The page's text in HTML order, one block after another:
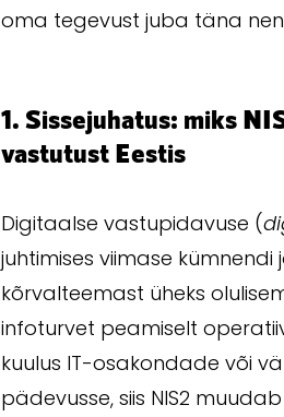
oma tegevust juba täna
1. Sissejuhatus: miks
vastutust Eestis
Digitaalse vastupidavuse (
juhtimises viimase
kõrvalteemast üheks
infoturvet peamiselt
kuulus IT-osakondade või
pädevusse, siis NIS2